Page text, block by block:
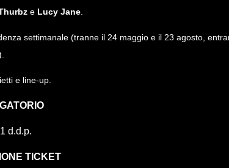
e Lucy Jane
settimanale (tranne il 24 maggio e il 23 agosto,
e line-up.
d.d.p.
TICKET